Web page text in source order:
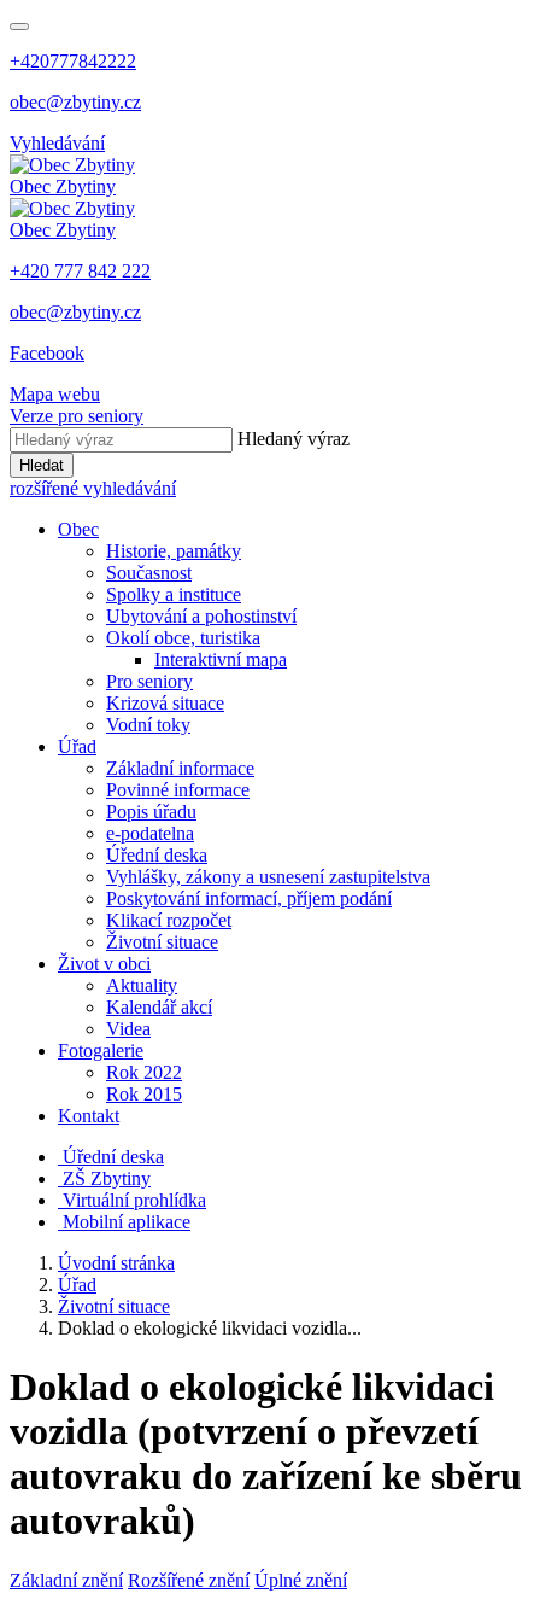
+420777842222
obec@zbytiny.cz
Vyhledávání
Obec Zbytiny
Obec Zbytiny
+420 777 842 222
obec@zbytiny.cz
Facebook
Mapa webu
Verze pro seniory
Hledaný výraz
Hledat
rozšířené vyhledávání
Obec
Historie, památky
Současnost
Spolky a instituce
Ubytování a pohostinství
Okolí obce, turistika
Interaktivní mapa
Pro seniory
Krizová situace
Vodní toky
Úřad
Základní informace
Povinné informace
Popis úřadu
e-podatelna
Úřední deska
Vyhlášky, zákony a usnesení zastupitelstva
Poskytování informací, příjem podání
Klikací rozpočet
Životní situace
Život v obci
Aktuality
Kalendář akcí
Videa
Fotogalerie
Rok 2022
Rok 2015
Kontakt
Úřední deska
ZŠ Zbytiny
Virtuální prohlídka
Mobilní aplikace
Úvodní stránka
Úřad
Životní situace
Doklad o ekologické likvidaci vozidla...
Doklad o ekologické likvidaci
vozidla (potvrzení o převzetí
autovraku do zařízení ke sběru
autovraků)
Základní znění Rozšířené znění Úplné znění